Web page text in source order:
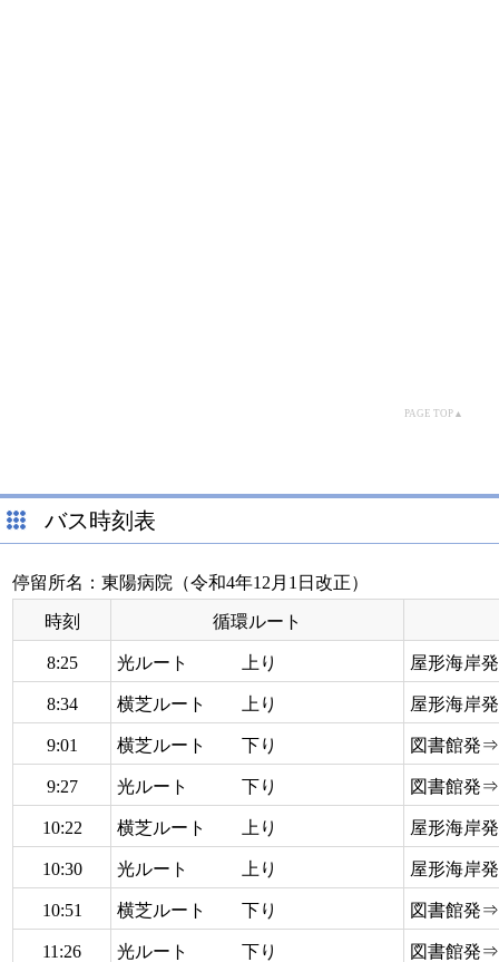
PAGE TOP▲
バス時刻表
停留所名：東陽病院（令和4年12月1日改正）
時刻 循環ルート
8:25 光ルート 上り 屋形海岸
8:34 横芝ルート 上り 屋形海岸
9:01 横芝ルート 下り 図書館発
9:27 光ルート 下り 図書館発
10:22 横芝ルート 上り 屋形海岸
10:30 光ルート 上り 屋形海岸
10:51 横芝ルート 下り 図書館発
11:26 光ルート 下り 図書館発